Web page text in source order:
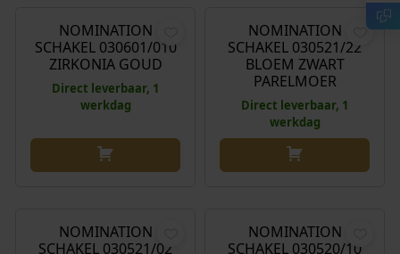
NOMINATION
SCHAKEL 030601/010
ZIRKONIA GOUD
Direct leverbaar, 1
werkdag
NOMINATION
SCHAKEL 030521/22
BLOEM ZWART
PARELMOER
Direct leverbaar, 1
werkdag
NOMINATION
SCHAKEL 030521/02
NOMINATION
SCHAKEL 030520/10